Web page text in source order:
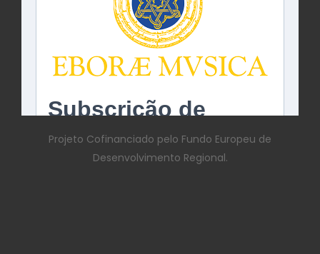
Projeto Cofinanciado pelo Fundo Europeu de
Desenvolvimento Regional.